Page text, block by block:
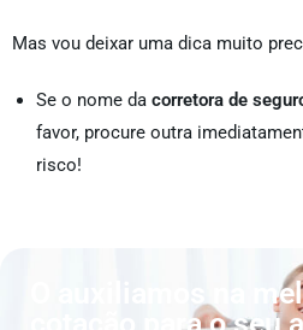
Mas vou deixar uma dica muito
Se o nome da corretora de
favor, procure outra
risco!
O auxiliamos na